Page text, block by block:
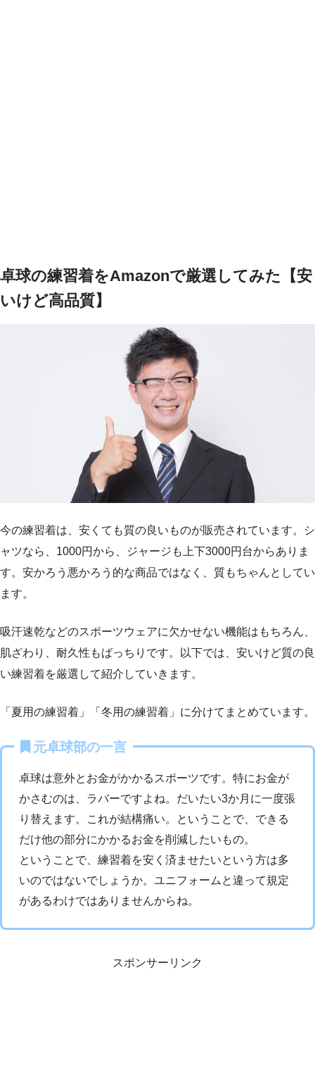
卓球の練習着をAmazonで厳選してみた【安
いけど高品質】
今の練習着は、安くても質の良いものが販売されています。シ
ャツなら、1000円から、ジャージも上下3000円台からありま
す。安かろう悪かろう的な商品ではなく、質もちゃんとしてい
ます。
吸汗速乾などのスポーツウェアに欠かせない機能はもちろん、
肌ざわり、耐久性もばっちりです。以下では、安いけど質の良
い練習着を厳選して紹介していきます。
「夏用の練習着」「冬用の練習着」に分けてまとめています。
元卓球部の一言
卓球は意外とお金がかかるスポーツです。特にお金が
かさむのは、ラバーですよね。だいたい3か月に一度張
り替えます。これが結構痛い。ということで、できる
だけ他の部分にかかるお金を削減したいもの。
ということで、練習着を安く済ませたいという方は多
いのではないでしょうか。ユニフォームと違って規定
があるわけではありませんからね。
スポンサーリンク